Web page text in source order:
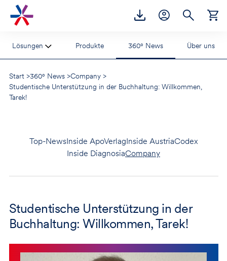
Zur Hauptnavigation
Zum Inhalt
Zur Footernavigation
Lösungen Produkte 360° News Über uns
Start>360° News>Company>
Studentische Unterstützung in der Buchhaltung: Willkommen,
Tarek!
Top-NewsInside ApoVerlagInside AustriaCodex
Inside DiagnosiaCompany
Studentische Unterstützung in der
Buchhaltung: Willkommen, Tarek!